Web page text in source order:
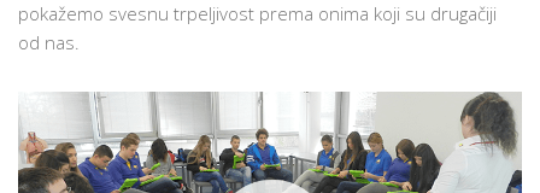
pokažemo svesnu trpeljivost prema onima koji su drugačiji
od nas.